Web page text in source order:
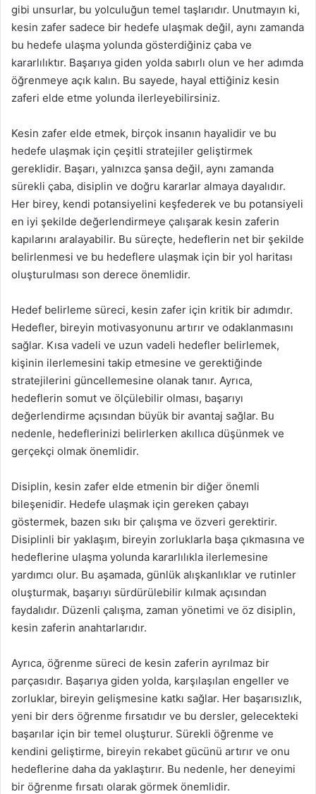
gibi unsurlar, bu yolculuğun temel taşlarıdır. Unutmayın ki,
kesin zafer sadece bir hedefe ulaşmak değil, aynı zamanda
bu hedefe ulaşma yolunda gösterdiğiniz çaba ve
kararlılıktır. Başarıya giden yolda sabırlı olun ve her adımda
öğrenmeye açık kalın. Bu sayede, hayal ettiğiniz kesin
zaferi elde etme yolunda ilerleyebilirsiniz.
Kesin zafer elde etmek, birçok insanın hayalidir ve bu
hedefe ulaşmak için çeşitli stratejiler geliştirmek
gereklidir. Başarı, yalnızca şansa değil, aynı zamanda
sürekli çaba, disiplin ve doğru kararlar almaya dayalıdır.
Her birey, kendi potansiyelini keşfederek ve bu potansiyeli
en iyi şekilde değerlendirmeye çalışarak kesin zaferin
kapılarını aralayabilir. Bu süreçte, hedeflerin net bir şekilde
belirlenmesi ve bu hedeflere ulaşmak için bir yol haritası
oluşturulması son derece önemlidir.
Hedef belirleme süreci, kesin zafer için kritik bir adımdır.
Hedefler, bireyin motivasyonunu artırır ve odaklanmasını
sağlar. Kısa vadeli ve uzun vadeli hedefler belirlemek,
kişinin ilerlemesini takip etmesine ve gerektiğinde
stratejilerini güncellemesine olanak tanır. Ayrıca,
hedeflerin somut ve ölçülebilir olması, başarıyı
değerlendirme açısından büyük bir avantaj sağlar. Bu
nedenle, hedeflerinizi belirlerken akıllıca düşünmek ve
gerçekçi olmak önemlidir.
Disiplin, kesin zafer elde etmenin bir diğer önemli
bileşenidir. Hedefe ulaşmak için gereken çabayı
göstermek, bazen sıkı bir çalışma ve özveri gerektirir.
Disiplinli bir yaklaşım, bireyin zorluklarla başa çıkmasına ve
hedeflerine ulaşma yolunda kararlılıkla ilerlemesine
yardımcı olur. Bu aşamada, günlük alışkanlıklar ve rutinler
oluşturmak, başarıyı sürdürülebilir kılmak açısından
faydalıdır. Düzenli çalışma, zaman yönetimi ve öz disiplin,
kesin zaferin anahtarlarıdır.
Ayrıca, öğrenme süreci de kesin zaferin ayrılmaz bir
parçasıdır. Başarıya giden yolda, karşılaşılan engeller ve
zorluklar, bireyin gelişmesine katkı sağlar. Her başarısızlık,
yeni bir ders öğrenme fırsatıdır ve bu dersler, gelecekteki
başarılar için bir temel oluşturur. Sürekli öğrenme ve
kendini geliştirme, bireyin rekabet gücünü artırır ve onu
hedeflerine daha da yaklaştırır. Bu nedenle, her deneyimi
bir öğrenme fırsatı olarak görmek önemlidir.